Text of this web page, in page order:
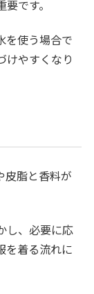
です。
を使う場合で
けやすくなり
皮脂と香料が
し、必要に応
を着る流れに